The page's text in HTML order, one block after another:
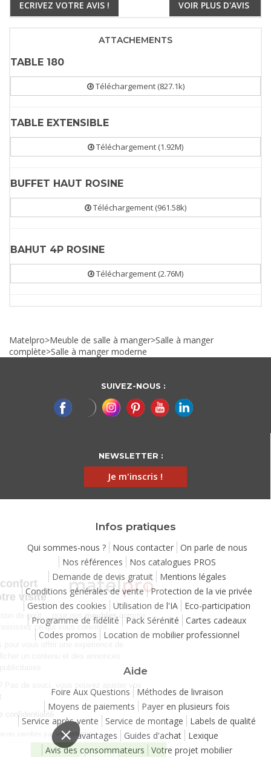
ECRIVEZ VOTRE AVIS ! VOIR PLUS D'AVIS
ATTACHEMENTS
TABLE 180
Téléchargement (827.1k)
TABLE EXTENSIBLE
Téléchargement (1.92M)
BUFFET HAUT ROSINE
Téléchargement (961.58k)
BAHUT 4P ROSINE
Téléchargement (2.76M)
Matelpro>Meuble de salle à manger>Salle à manger
complète>Salle à manger moderne
SUIVEZ-NOUS :
NEWSLETTER :
Je m'inscris !
Infos pratiques
Qui sommes-nous ? Nous contacter
On parle de nous
Nos références
Nos catalogues PROS
Demande de devis gratuit
Mentions légales
Conditions générales de vente Protection de la vie privée
Gestion des cookies
Utilisation de l'IA
Eco-participation
Programme de fidélité
Pack Sérénité
Cartes cadeaux
Codes promos
Location de mobilier professionnel
Aide
Foire Aux Questions
Méthodes de livraison
Moyens de paiements
Payer en plusieurs fois
Service après-vente
Service de montage
Labels de qualité
Vos avantages
Guides d'achat
Lexique
Avis des consommateurs
Votre projet mobilier
Continuer sans accepter
Chez Matelpro, le confort
commence dès votre visite
confort , c'est une question de goût… pour nosmeubles
comme
pour nos cookies ! Vous choisissez ce qui vous convient.
personnalisées à des fins publicitaires
Besoin de changer d’avis ? Pas de souci, vous pouvez ajuster vos
préférences à tout moment
Consulter notre politique de confidentialité
Consentements certifiés par
Je choisis J'accepte